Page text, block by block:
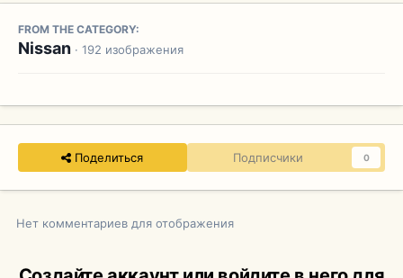
FROM THE CATEGORY:
Nissan · 192 изображения
Поделиться Подписчики 0
Нет комментариев для отображения